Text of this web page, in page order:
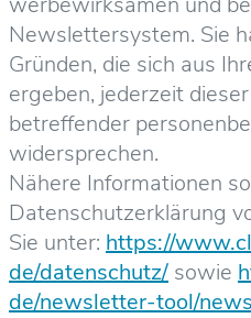
Newslettersystem. Sie
Gründen, die sich aus
ergeben, jederzeit
betreffender
widersprechen.
Nähere Informationen
Datenschutzerklärung
Sie unter: https://
de/datenschutz/ sowie
de/newsletter-tool/